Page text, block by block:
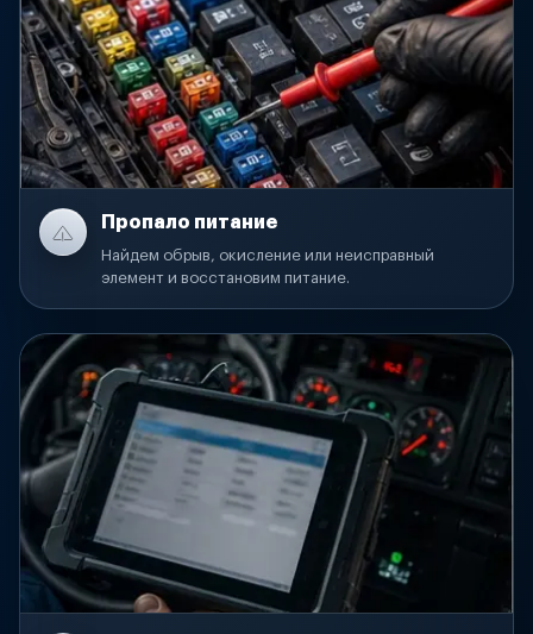
Пропало питание
Найдем обрыв, окисление или неисправный
элемент и восстановим питание.